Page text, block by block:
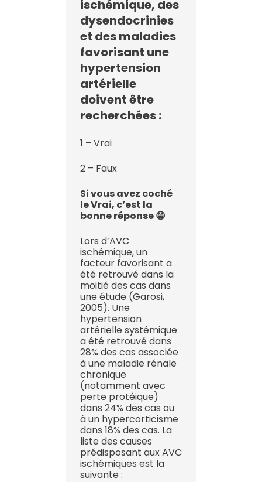
ischémique, des
dysendocrinies
et des maladies
favorisant une
hypertension
artérielle
doivent être
recherchées :
1 – Vrai
2 – Faux
Si vous avez coché
le Vrai, c’est la
bonne réponse 😁
Lors d’AVC
ischémique, un
facteur favorisant a
été retrouvé dans la
moitié des cas dans
une étude (Garosi,
2005). Une
hypertension
artérielle systémique
a été retrouvé dans
28% des cas associée
à une maladie rénale
chronique
(notamment avec
perte protéique)
dans 24% des cas ou
à un hypercorticisme
dans 18% des cas. La
liste des causes
prédisposant aux AVC
ischémiques est la
suivante :